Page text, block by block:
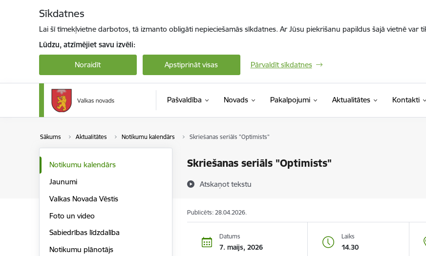
Sīkdatnes
Lai šī tīmekļvietne darbotos, tā izmanto obligāti nepieciešamās sīkdatnes. Ar Jūsu piekrišanu papildus šajā vietnē var
Lūdzu, atzīmējiet savu izvēli:
Noraidīt Apstiprināt visas Pārvaldīt sīkdatnes
Pašvaldība Novads Pakalpojumi Aktualitātes Kontakti
Sākums Aktualitātes Notikumu kalendārs Skriešanas seriāls "Optimists"
Skriešanas seriāls "Optimists"
Atskaņot tekstu
Notikumu kalendārs
Jaunumi
Valkas Novada Vēstis
Foto un video
Sabiedrības līdzdalība
Notikumu plānotājs
Publicēts: 28.04.2026.
Datums
7. maijs, 2026
Laiks
14.30